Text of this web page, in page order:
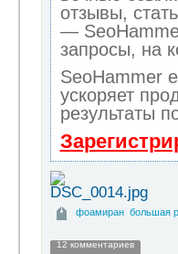
отзывы,
—
запросы, на
SeoHammer
ускоряет
результаты
фоамиран большая
12 комментариев